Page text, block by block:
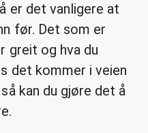
er det vanligere at
før. Det som er
greit og hva du
det kommer i veien
kan du gjøre det å